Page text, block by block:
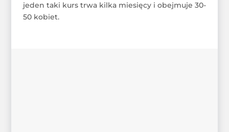
jeden taki kurs trwa kilka miesięcy i obejmuje 30-
50 kobiet.